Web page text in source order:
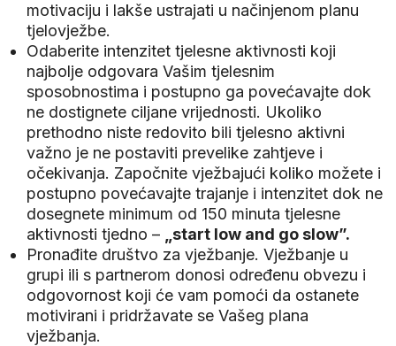
motivaciju i lakše ustrajati u načinjenom planu
tjelovježbe.
Odaberite intenzitet tjelesne aktivnosti koji
najbolje odgovara Vašim tjelesnim
sposobnostima i postupno ga povećavajte dok
ne dostignete ciljane vrijednosti. Ukoliko
prethodno niste redovito bili tjelesno aktivni
važno je ne postaviti prevelike zahtjeve i
očekivanja. Započnite vježbajući koliko možete i
postupno povećavajte trajanje i intenzitet dok ne
dosegnete minimum od 150 minuta tjelesne
aktivnosti tjedno –
„start low and go slow”.
Pronađite društvo za vježbanje. Vježbanje u
grupi ili s partnerom donosi određenu obvezu i
odgovornost koji će vam pomoći da ostanete
motivirani i pridržavate se Vašeg plana
vježbanja.